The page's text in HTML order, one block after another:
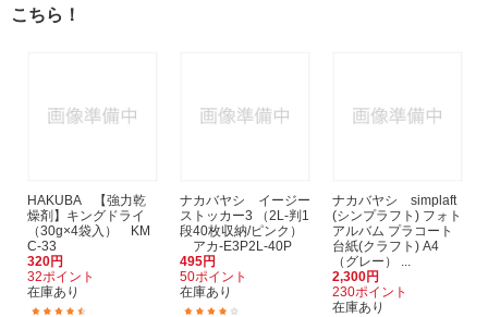
こちら！
HAKUBA 【強力乾
燥剤】キングドライ
（30g×4袋入） KM
C-33
320円
32ポイント
在庫あり
ナカバヤシ イージー
ストッカー3 （2L-判1
段40枚収納/ピンク）
アカ-E3P2L-40P
495円
50ポイント
在庫あり
ナカバヤシ simplaft
(シンプラフト) フォト
アルバム プラコート
台紙(クラフト) A4
（グレー） ...
2,300円
230ポイント
在庫あり